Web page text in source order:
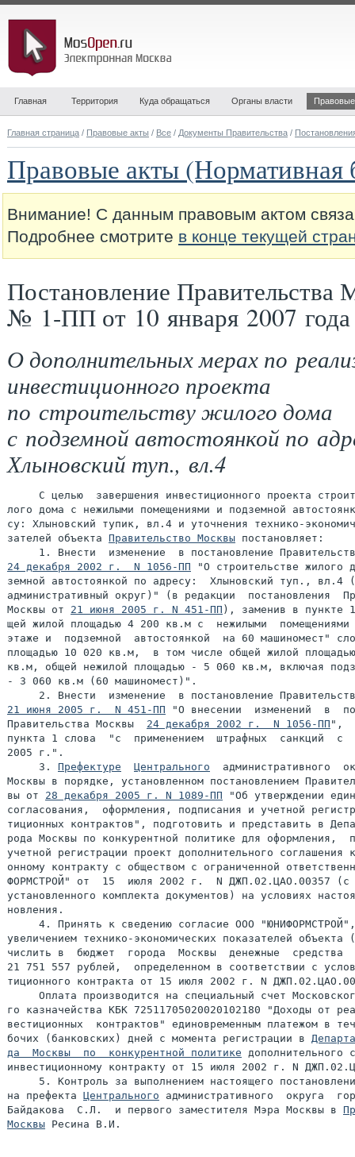
Главная Территория Куда обращаться Органы власти
Главная страница / Правовые акты / Все / Документы Правительства /
Правовые акты (Нормативная
Внимание! С данным правовым актом
Подробнее смотрите в конце текущей
Постановление Правительства
№ 1-ПП от 10 января 2007 года
О дополнительных мерах по
инвестиционного проекта
по строительству жилого дома
с подземной автостоянкой по
Хлыновский туп., вл.4
С целью  завершения инвестиционного проекта
лого дома с нежилыми помещениями и подземной
су: Хлыновский тупик, вл.4 и уточнения технико-
зателей объекта Правительство Москвы постановляет:
24 декабря 2002 г.  N 1056-ПП "О строительстве жилого
земной автостоянкой по адресу:  Хлыновский туп., вл.4
административный округ)" (в редакции  постановления
Москвы от 21 июня 2005 г. N 451-ПП ), заменив в пункте
щей жилой площадью 4 200 кв.м с  нежилыми
этаже и  подземной  автостоянкой  на 60 машиномест"
площадью 10 020 кв.м,  в том числе общей жилой
кв.м, общей нежилой площадью - 5 060 кв.м, включая
- 3 060 кв.м (60 машиномест)".
21 июня 2005 г.  N 451-ПП "О внесении  изменений  в
Правительства Москвы 24 декабря 2002 г.  N 1056-ПП ",
пункта 1 слова  "с  применением  штрафных  санкций  с
2005 г.".
     3.
Префектуре Центрального
административного
Москвы в порядке, установленном постановлением
вы от 28 декабря 2005 г. N 1089-ПП "Об утверждении
согласования,  оформления, подписания и учетной
тиционных контрактов", подготовить и представить в
рода Москвы по конкурентной политике для оформления,
учетной регистрации проект дополнительного соглашения
онному контракту с обществом с ограниченной
ФОРМСТРОЙ" от  15  июля 2002 г.  N ДЖП.02.ЦАО.00357 (с
установленного комплекта документов) на условиях
новления.
4. Принять к сведению согласие ООО
увеличением технико-экономических показателей
числить в  бюджет  города  Москвы  денежные
21 751 557 рублей,  определенном в соответствии с
тиционного контракта от 15 июля 2002 г. N
Оплата производится на специальный счет
го казначейства КБК 72511705020020102180 "Доходы от
вестиционных  контрактов" единовременным платежом в
бочих (банковских) дней с момента регистрации в
да  Москвы  по  конкурентной политике дополнительного
инвестиционному контракту от 15 июля 2002 г. N
5. Контроль за выполнением настоящего
на префекта Центрального административного  округа
Байдакова  С.Л.  и первого заместителя Мэра Москвы в
Москвы Ресина В.И.